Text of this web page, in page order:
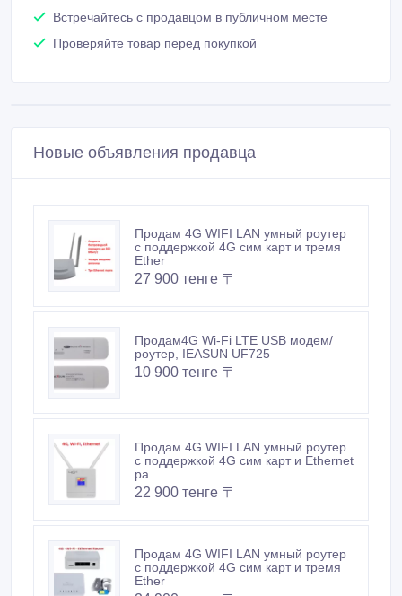
Встречайтесь с продавцом в публичном месте
Проверяйте товар перед покупкой
Новые объявления продавца
Продам 4G WIFI LAN умный роутер
с поддержкой 4G сим карт и тремя
Ether
27 900 тенге 〒
Продам4G Wi-Fi LTE USB модем/
роутер, IEASUN UF725
10 900 тенге 〒
Продам 4G WIFI LAN умный роутер
с поддержкой 4G сим карт и Ethernet
ра
22 900 тенге 〒
Продам 4G WIFI LAN умный роутер
с поддержкой 4G сим карт и тремя
Ether